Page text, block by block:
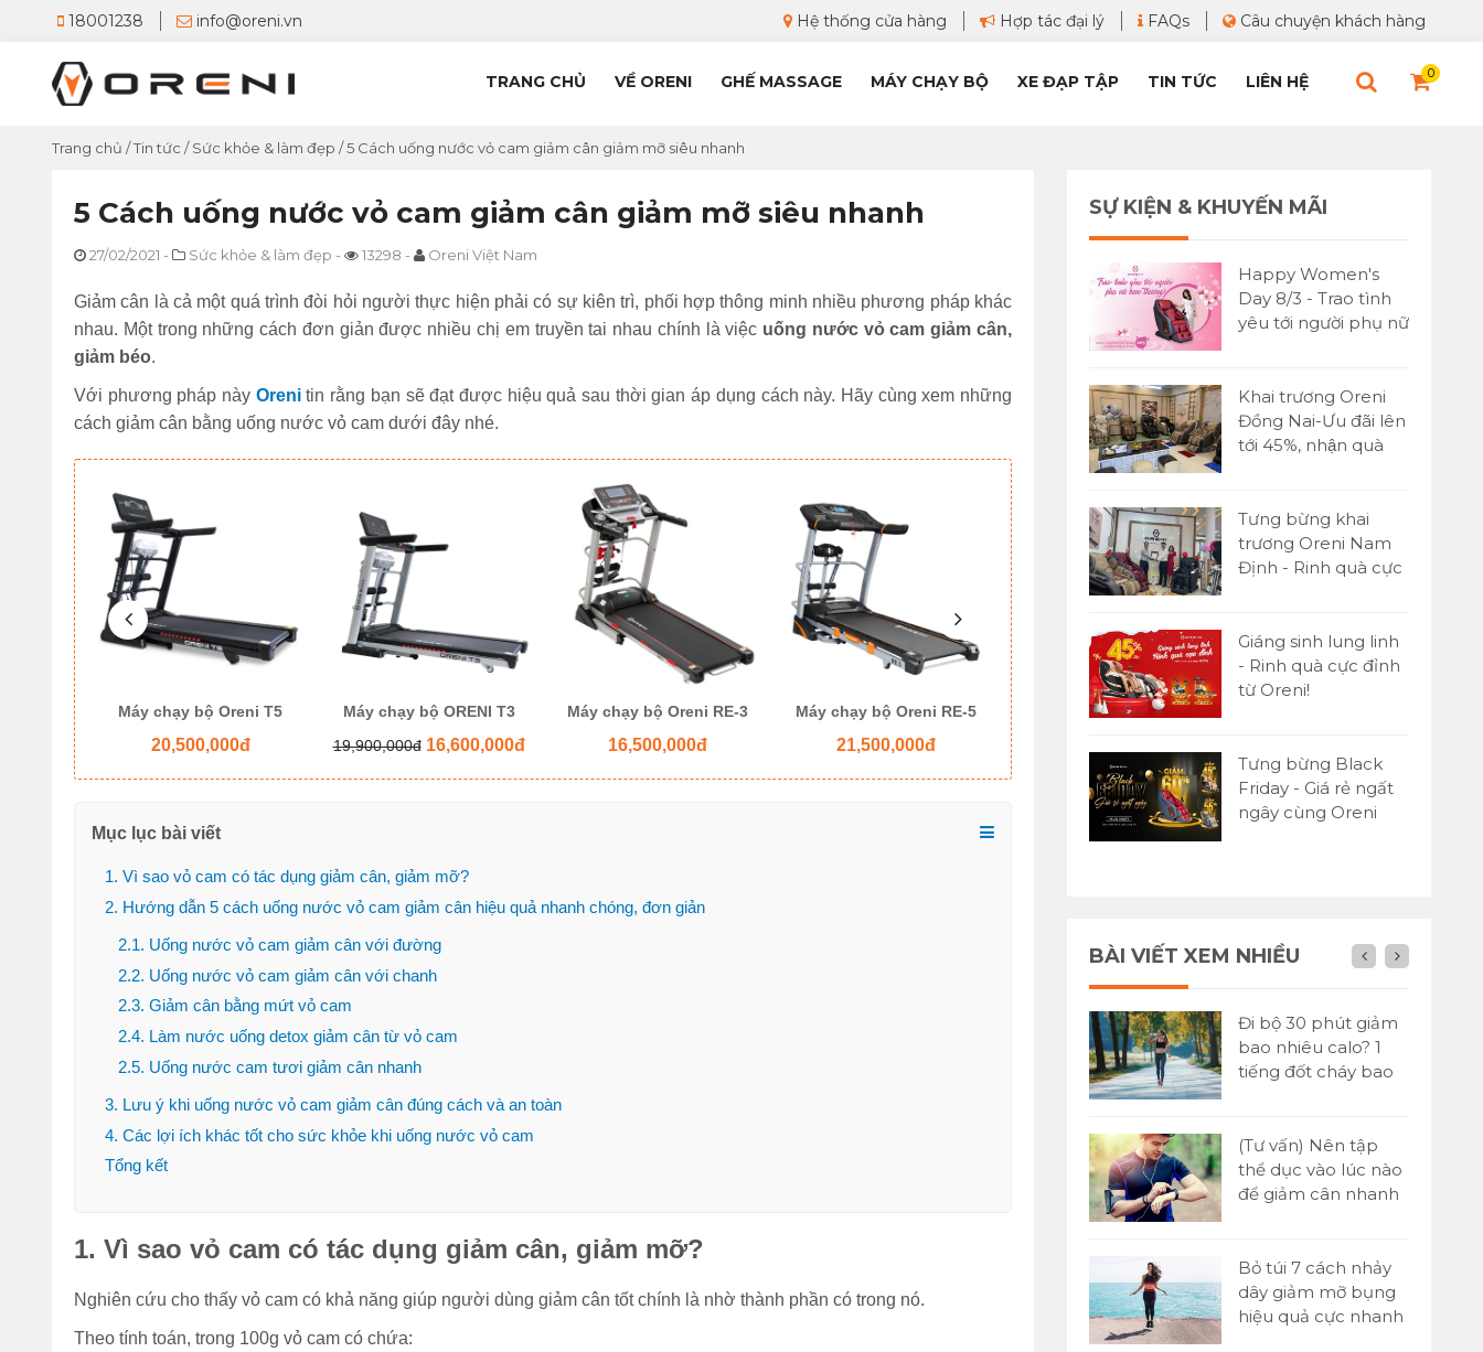
18001238 info@oreni.vn Hệ thống cửa hàng Hợp tác đại lý FAQs Câu chuyện khách hàng
0
TRANG CHỦ VỀ ORENI GHẾ MASSAGE MÁY CHẠY BỘ XE ĐẠP TẬP TIN TỨC LIÊN HỆ
Trang chủ /Tin tức /Sức khỏe & làm đẹp /5 Cách uống nước vỏ cam giảm cân giảm mỡ siêu nhanh
5 Cách uống nước vỏ cam giảm cân giảm mỡ siêu nhanh
27/02/2021 - Sức khỏe & làm đẹp - 13298 - Oreni Việt Nam
Giảm cân là cả một quá trình đòi hỏi người thực hiện phải có sự kiên trì, phối hợp thông minh nhiều phương pháp khác
nhau. Một trong những cách đơn giản được nhiều chị em truyền tai nhau chính là việc uống nước vỏ cam giảm cân,
giảm béo.
Với phương pháp này Orenitin rằng bạn sẽ đạt được hiệu quả sau thời gian áp dụng cách này. Hãy cùng xem những
cách giảm cân bằng uống nước vỏ cam dưới đây nhé.
Máy chạy bộ Oreni T5
20,500,000đ
Máy chạy bộ ORENI T3
19,900,000đ 16,600,000đ
Máy chạy bộ Oreni RE-3
16,500,000đ
Máy chạy bộ Oreni RE-5
21,500,000đ
Máy chạy bộ Oreni RE-6
Mục lục bài viết
1. Vì sao vỏ cam có tác dụng giảm cân, giảm mỡ?
2. Hướng dẫn 5 cách uống nước vỏ cam giảm cân hiệu quả nhanh chóng, đơn giản
2.1. Uống nước vỏ cam giảm cân với đường
2.2. Uống nước vỏ cam giảm cân với chanh
2.3. Giảm cân bằng mứt vỏ cam
2.4. Làm nước uống detox giảm cân từ vỏ cam
2.5. Uống nước cam tươi giảm cân nhanh
3. Lưu ý khi uống nước vỏ cam giảm cân đúng cách và an toàn
4. Các lợi ích khác tốt cho sức khỏe khi uống nước vỏ cam
Tổng kết
1. Vì sao vỏ cam có tác dụng giảm cân, giảm mỡ?
Nghiên cứu cho thấy vỏ cam có khả năng giúp người dùng giảm cân tốt chính là nhờ thành phần có trong nó.
Theo tính toán, trong 100g vỏ cam có chứa:
SỰ KIỆN & KHUYẾN MÃI
Happy Women's
Day 8/3 - Trao tình
yêu tới người phụ nữ
Khai trương Oreni
Đồng Nai-Ưu đãi lên
tới 45%, nhận quà
Tưng bừng khai
trương Oreni Nam
Định - Rinh quà cực
Giáng sinh lung linh
- Rinh quà cực đỉnh
từ Oreni!
Tưng bừng Black
Friday - Giá rẻ ngất
ngây cùng Oreni
BÀI VIẾT XEM NHIỀU
bao nhiêu calo? 1
tiếng đốt cháy bao
nhiêu?
(Tư vấn) Nên tập
Bỏ túi 7 cách nhảy
dây giảm mỡ bụng
hiệu quả cực nhanh
tại nhà
thon bụng phẳng
Đi bộ 30 phút giảm
bao nhiêu calo? 1
tiếng đốt cháy bao
(Tư vấn) Nên tập
thể dục vào lúc nào
để giảm cân nhanh
Bỏ túi 7 cách nhảy
dây giảm mỡ bụng
hiệu quả cực nhanh